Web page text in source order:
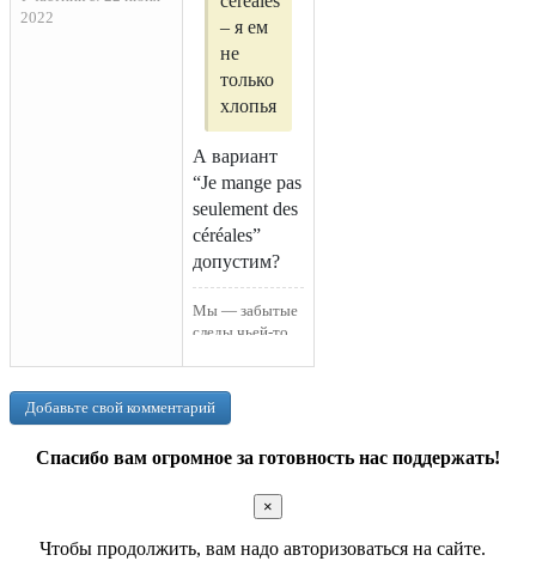
2022
– я ем
не
только
хлопья
А вариант
“Je mange pas
seulement des
céréales”
допустим?
Мы — забытые
следы чьей-то
Добавьте свой комментарий
Спасибо вам огромное за готовность нас поддержать!
×
Чтобы продолжить, вам надо авторизоваться на сайте.